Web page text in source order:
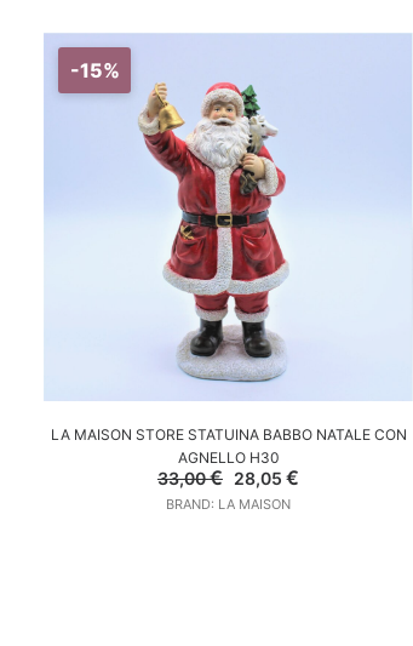
-15%
AGGIUNGI AL CARRELLO
LA MAISON STORE STATUINA BABBO NATALE CON
AGNELLO H30
33,00€ Il
prezzo
originale
28,05€
BRAND: LA MAISON